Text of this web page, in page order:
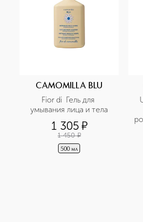
CAMOMILLA BLU
Fior di  Гель для
умывания лица и тела
1 305 ¤
1 450 ¤
500 мл